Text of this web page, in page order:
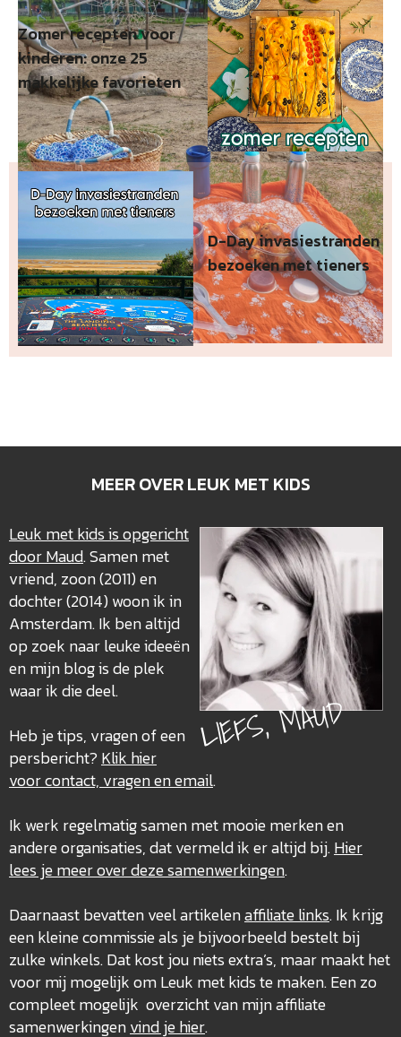
Zomer recepten voor
kinderen: onze 25
makkelijke favorieten
D-Day invasiestranden
bezoeken met tieners
MEER OVER LEUK MET KIDS
LIEFS, MAUD
Leuk met kids is opgericht
door Maud. Samen met
vriend, zoon (2011) en
dochter (2014) woon ik in
Amsterdam. Ik ben altijd
op zoek naar leuke ideeën
en mijn blog is de plek
waar ik die deel.
Heb je tips, vragen of een
persbericht?Klik hier
voor contact, vragen en email.
Ik werk regelmatig samen met mooie merken en
andere organisaties, dat vermeld ik er altijd bij.Hier
lees je meer over dezesamenwerkingen.
Daarnaast bevatten veel artikelenaffiliate links. Ik krijg
een kleine commissie als je bijvoorbeeld bestelt bij
zulke winkels. Dat kost jou niets extra’s, maar maakt het
voor mij mogelijk om Leuk met kids te maken. Een zo
compleet mogelijk overzicht van mijn affiliate
samenwerkingenvind je hier.